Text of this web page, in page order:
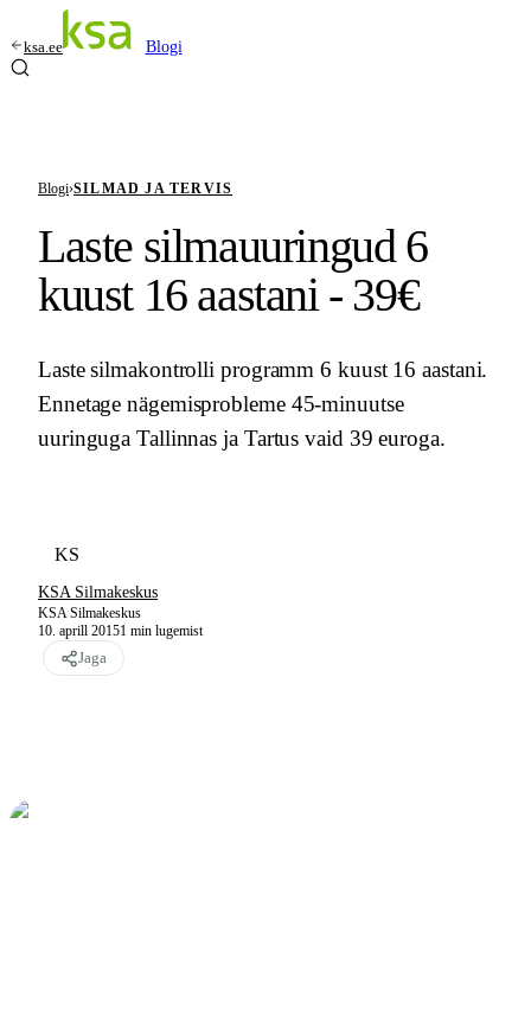
ksa.ee Blogi
Blogi›SILMAD JA TERVIS
Laste silmauuringud 6
kuust 16 aastani - 39€
Laste silmakontrolli programm 6 kuust 16 aastani.
Ennetage nägemisprobleme 45-minuutse
uuringuga Tallinnas ja Tartus vaid 39 euroga.
KS
KSA Silmakeskus
KSA Silmakeskus
10. aprill 20151 min lugemist
Jaga